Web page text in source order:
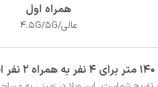
همراه اول
عالی/4.5G/5G